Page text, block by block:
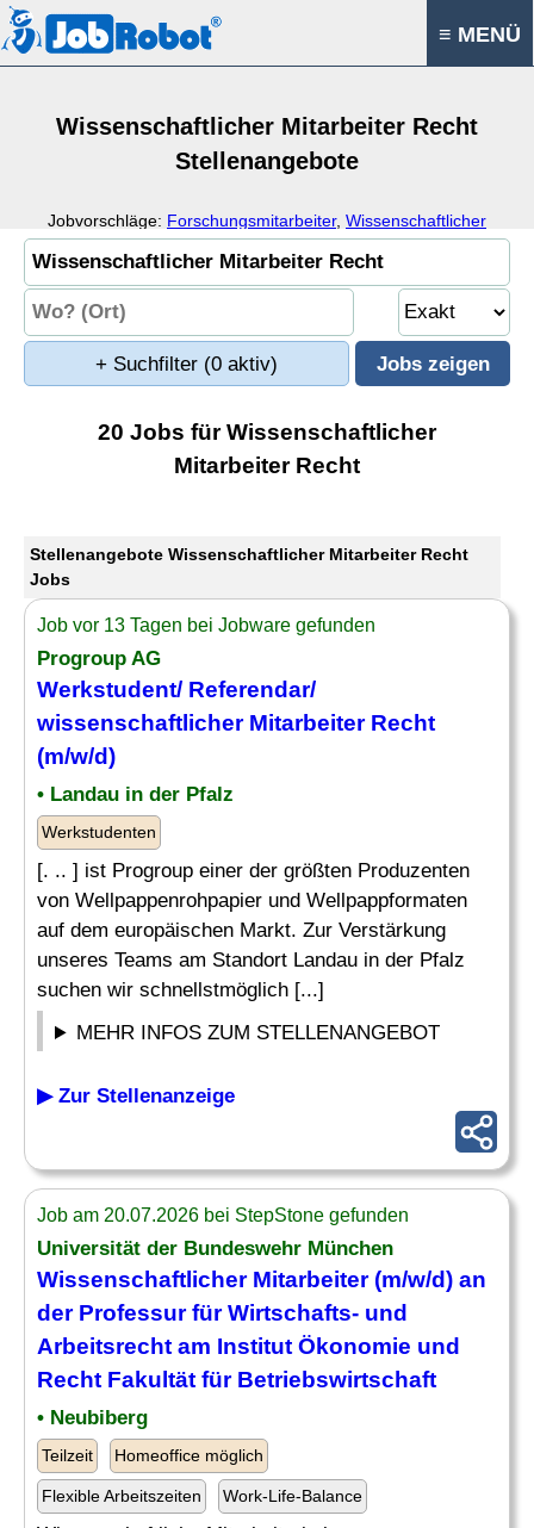
≡ MENÜ
Wissenschaftlicher Mitarbeiter Recht
Stellenangebote
Jobvorschläge: Forschungsmitarbeiter, Wissenschaftlicher
Angestellter,Wissenschaftlicher Assistent,Wissenschaftlicher
Mitarbeiter Recht
+ Suchfilter (0 aktiv)
20 Jobs für Wissenschaftlicher
Mitarbeiter Recht
Stellenangebote Wissenschaftlicher Mitarbeiter Recht
Jobs
Job vor 13 Tagen bei Jobware gefunden
Progroup AG
Werkstudent/ Referendar/
wissenschaftlicher Mitarbeiter Recht
(m/w/d)
• Landau in der Pfalz
Werkstudenten
[. .. ] ist Progroup einer der größten Produzenten
von Wellpappenrohpapier und Wellpappformaten
auf dem europäischen Markt. Zur Verstärkung
unseres Teams am Standort Landau in der Pfalz
suchen wir schnellstmöglich [...]
MEHR INFOS ZUM STELLENANGEBOT
▶ Zur Stellenanzeige
Job am 20.07.2026 bei StepStone gefunden
Universität der Bundeswehr München
Wissenschaftlicher Mitarbeiter(m/w/d) an
der Professur für Wirtschafts- und
Arbeitsrecht am Institut Ökonomie und
Recht Fakultät für Betriebswirtschaft
• Neubiberg
Teilzeit Homeoffice möglich
Flexible Arbeitszeiten Work-Life-Balance